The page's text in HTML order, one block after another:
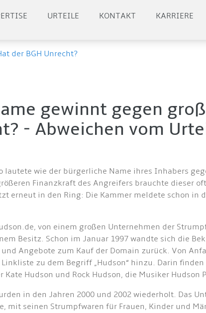
URTEILE KONTAKT KARRIERE
der BGH Unrecht?
gewinnt gegen
- Abweichen vom
wie der bürgerliche Name ihres Inhabers
Finanzkraft des Angreifers brauchte dieser
erneut in den Ring: Die Kammer meldete schon in
von einem großen Unternehmen der
Besitz. Schon im Januar 1997 wandte sich die
Angebote zum Kauf der Domain zurück. Von
zu dem Begriff „Hudson“ hinzu. Darin
Hudson und Rock Hudson, die Musiker Hudson
in den Jahren 2000 und 2002 wiederholt. Das
seinen Strumpfwaren für Frauen, Kinder und